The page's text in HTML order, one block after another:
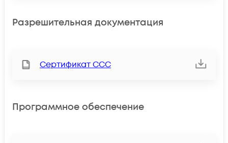
Разрешительная документация
Сертификат ССС
Программное обеспечение